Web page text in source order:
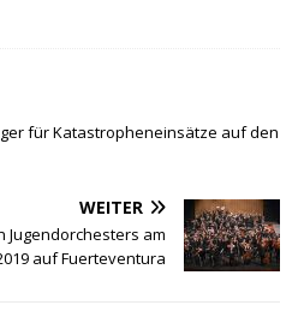
für Katastropheneinsätze auf den
WEITER
Jugendorchesters am
auf Fuerteventura